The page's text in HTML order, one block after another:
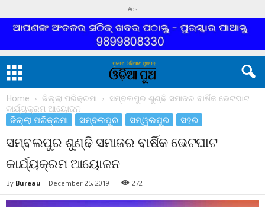
Ads
Home ଜିଲ୍ଲା ପରିକ୍ରମା
ସମ୍ବଲପୁର ଶୁଣ୍ଢି ସମାଜର ବାର୍ଷିକ ଭେଟଘାଟ
କାର୍ଯ୍ୟକ୍ରମ ଆୟୋଜନ
ଜିଲ୍ଲା ପରିକ୍ରମା ସମ୍ବଲପୁର ସମ୍ୱଲପୁର ସହର
ସମ୍ବଲପୁର ଶୁଣ୍ଢି ସମାଜର ବାର୍ଷିକ ଭେଟଘାଟ
କାର୍ଯ୍ୟକ୍ରମ ଆୟୋଜନ
By Bureau - December 25, 2019 272